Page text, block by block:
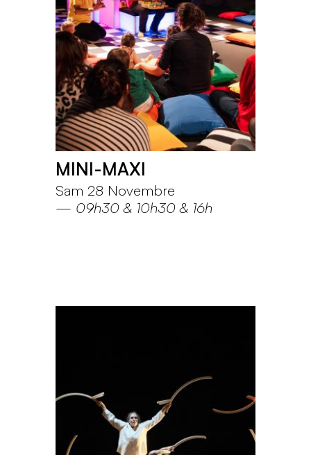
MINI-MAXI
Sam 28 Novembre
— 09h30 10h30 16h